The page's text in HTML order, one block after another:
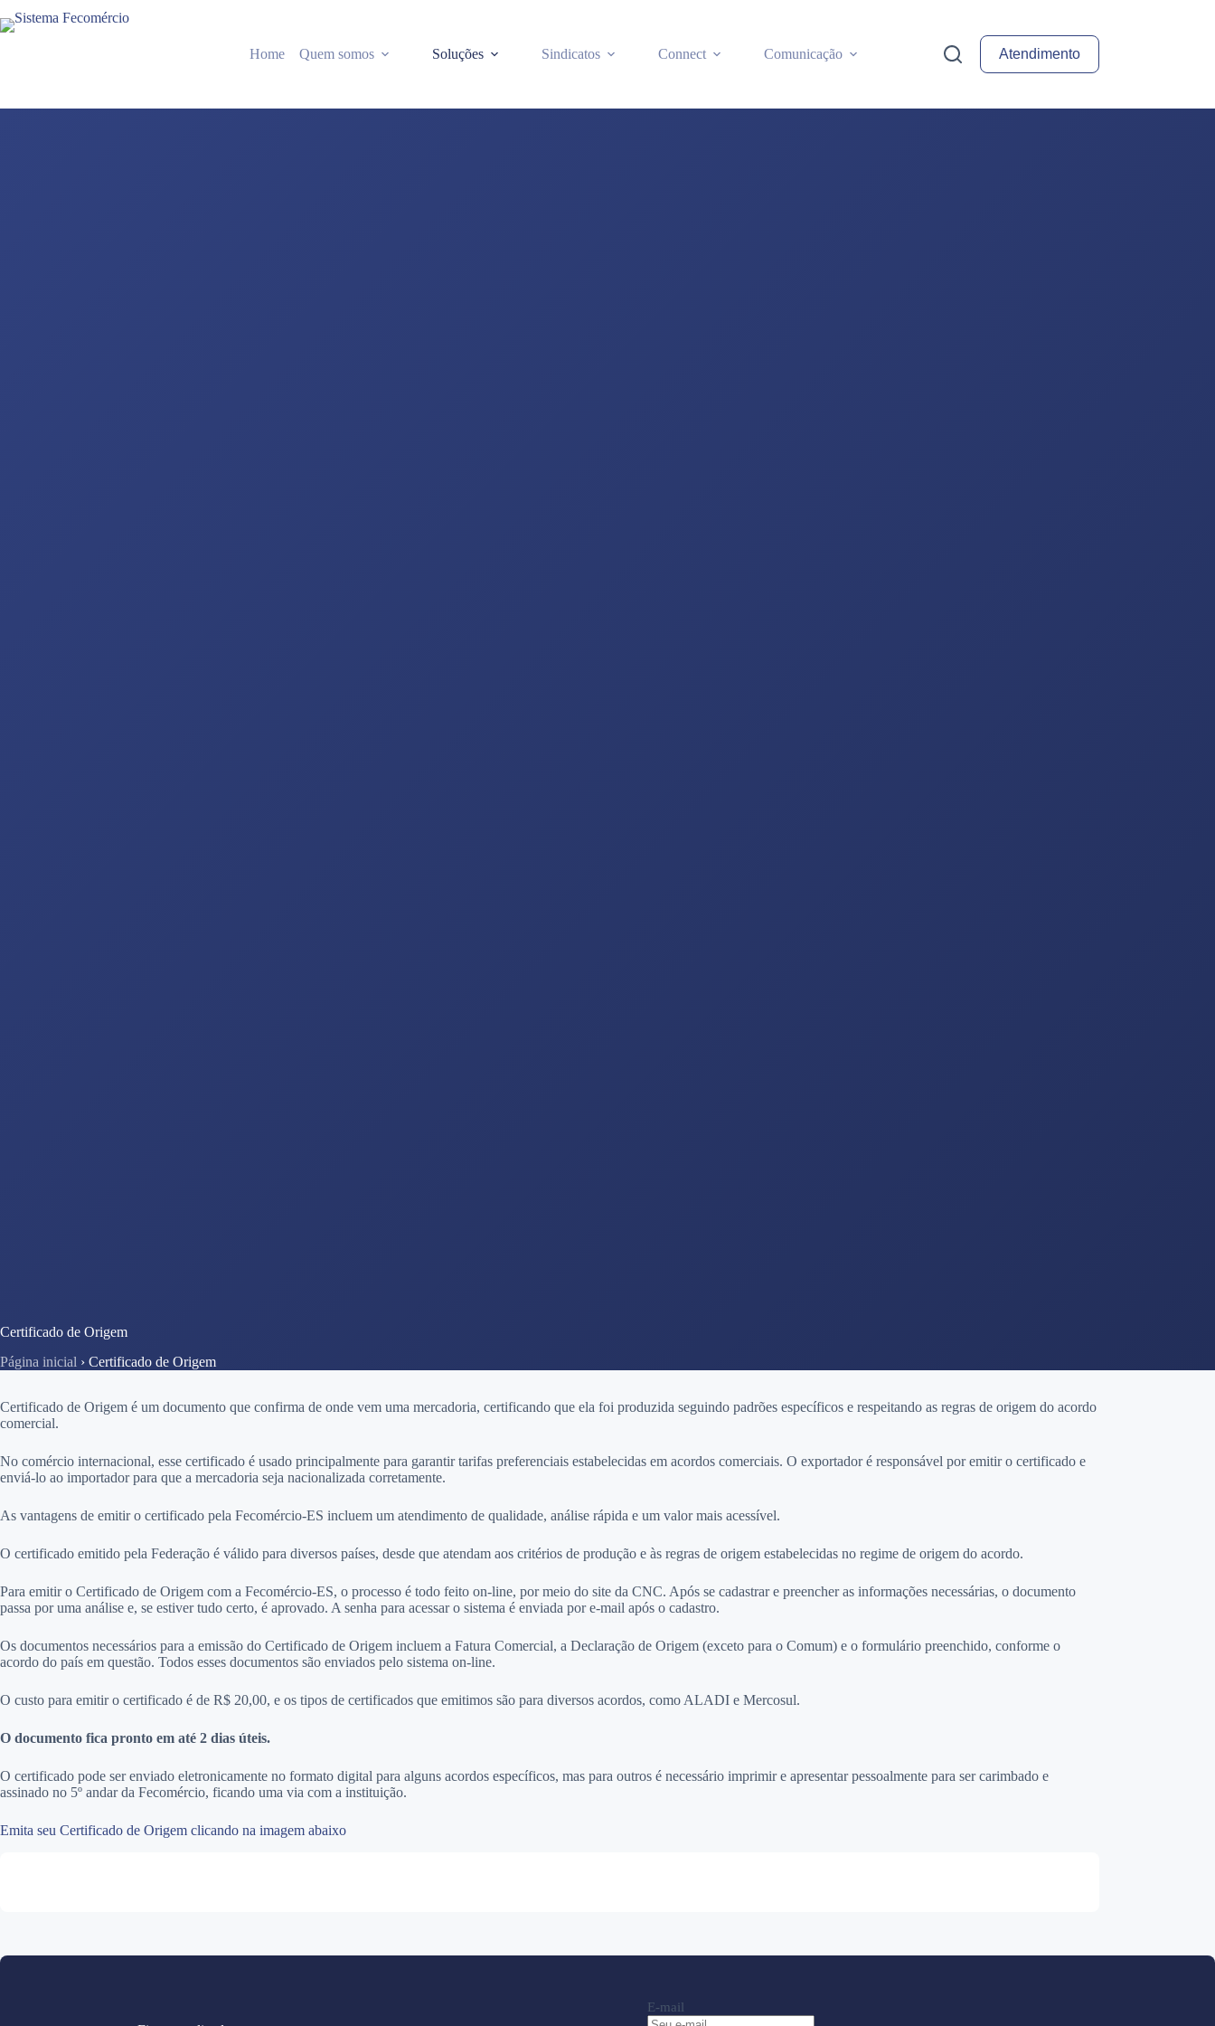
para
Home Quem somos Soluções Sindicatos Connect Comunicação Atendimento
Certificado de Origem
Página inicial › Certificado de Origem
Certificado de Origem é um documento que confirma de onde vem uma mercadoria, certificando que ela foi produzida seguindo padrões específicos e respeitando as regras de origem do acordo
comercial.
No comércio internacional, esse certificado é usado principalmente para garantir tarifas preferenciais estabelecidas em acordos comerciais. O exportador é responsável por emitir o certificado e
enviá-lo ao importador para que a mercadoria seja nacionalizada corretamente.
As vantagens de emitir o certificado pela Fecomércio-ES incluem um atendimento de qualidade, análise rápida e um valor mais acessível.
O certificado emitido pela Federação é válido para diversos países, desde que atendam aos critérios de produção e às regras de origem estabelecidas no regime de origem do acordo.
Para emitir o Certificado de Origem com a Fecomércio-ES, o processo é todo feito on-line, por meio do site da CNC. Após se cadastrar e preencher as informações necessárias, o documento
passa por uma análise e, se estiver tudo certo, é aprovado. A senha para acessar o sistema é enviada por e-mail após o cadastro.
Os documentos necessários para a emissão do Certificado de Origem incluem a Fatura Comercial, a Declaração de Origem (exceto para o Comum) e o formulário preenchido, conforme o
acordo do país em questão. Todos esses documentos são enviados pelo sistema on-line.
O custo para emitir o certificado é de R$ 20,00, e os tipos de certificados que emitimos são para diversos acordos, como ALADI e Mercosul.
O documento fica pronto em até 2 dias úteis.
O certificado pode ser enviado eletronicamente no formato digital para alguns acordos específicos, mas para outros é necessário imprimir e apresentar pessoalmente para ser carimbado e
assinado no 5º andar da Fecomércio, ficando uma via com a instituição.
Emita seu Certificado de Origem clicando na imagem abaixo
E-mail